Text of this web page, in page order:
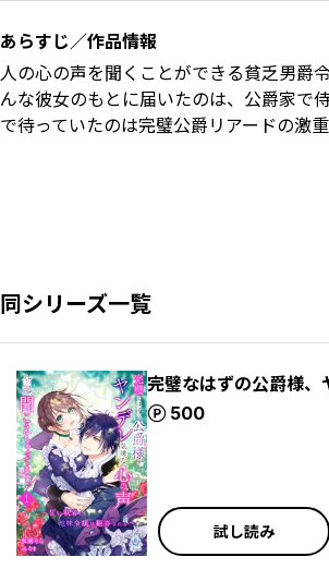
あらすじ／作品情報
人の心の声を聞くことができる貧乏男爵
んな彼女のもとに届いたのは、公爵家で
で待っていたのは完璧公爵リアードの激
同シリーズ一覧
完璧なはずの公爵様、
500
ポイント
試し読み